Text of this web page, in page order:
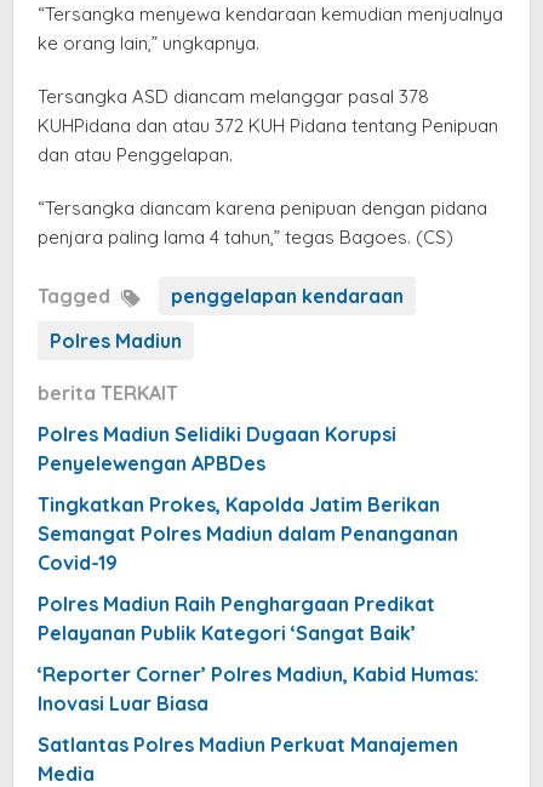
“Tersangka menyewa kendaraan kemudian menjualnya
ke orang lain,” ungkapnya.
Tersangka ASD diancam melanggar pasal 378
KUHPidana dan atau 372 KUH Pidana tentang Penipuan
dan atau Penggelapan.
“Tersangka diancam karena penipuan dengan pidana
penjara paling lama 4 tahun,” tegas Bagoes. (CS)
Tagged
penggelapan kendaraan
Polres Madiun
berita TERKAIT
Polres Madiun Selidiki Dugaan Korupsi
Penyelewengan APBDes
Tingkatkan Prokes, Kapolda Jatim Berikan
Semangat Polres Madiun dalam Penanganan
Covid-19
Polres Madiun Raih Penghargaan Predikat
Pelayanan Publik Kategori ‘Sangat Baik’
‘Reporter Corner’ Polres Madiun, Kabid Humas:
Inovasi Luar Biasa
Satlantas Polres Madiun Perkuat Manajemen
Media